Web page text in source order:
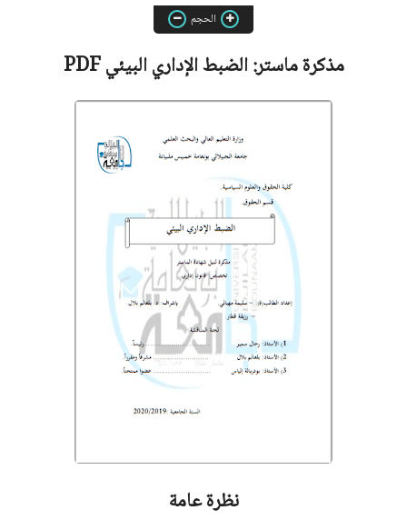
الحجم
مذكرة ماستر:الضبط الإداري البيئيPDF
نظرة عامة